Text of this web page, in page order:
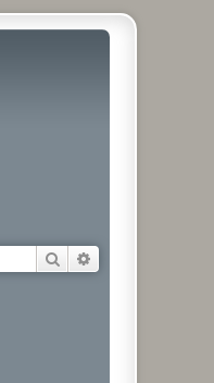
Suche